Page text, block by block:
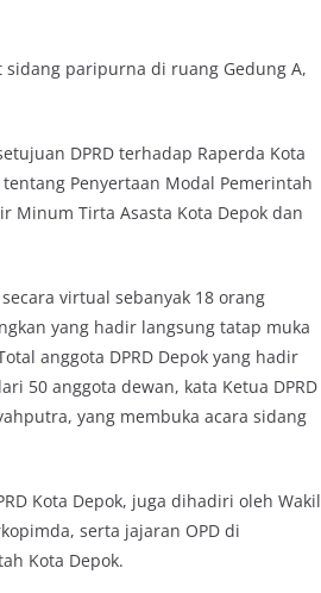
sidang paripurna di ruang Gedung A,
DPRD terhadap Raperda Kota
Penyertaan Modal Pemerintah
Minum Tirta Asasta Kota Depok dan
virtual sebanyak 18 orang
yang hadir langsung tatap muka
anggota DPRD Depok yang hadir
50 anggota dewan, kata Ketua DPRD
yang membuka acara sidang
Kota Depok, juga dihadiri oleh Wakil
serta jajaran OPD di
Kota Depok.